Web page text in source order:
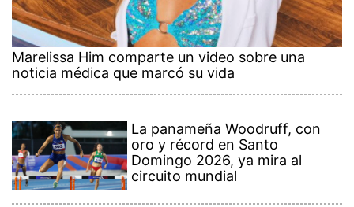
Marelissa Him comparte un video sobre una
noticia médica que marcó su vida
La panameña Woodruff, con
oro y récord en Santo
Domingo 2026, ya mira al
circuito mundial